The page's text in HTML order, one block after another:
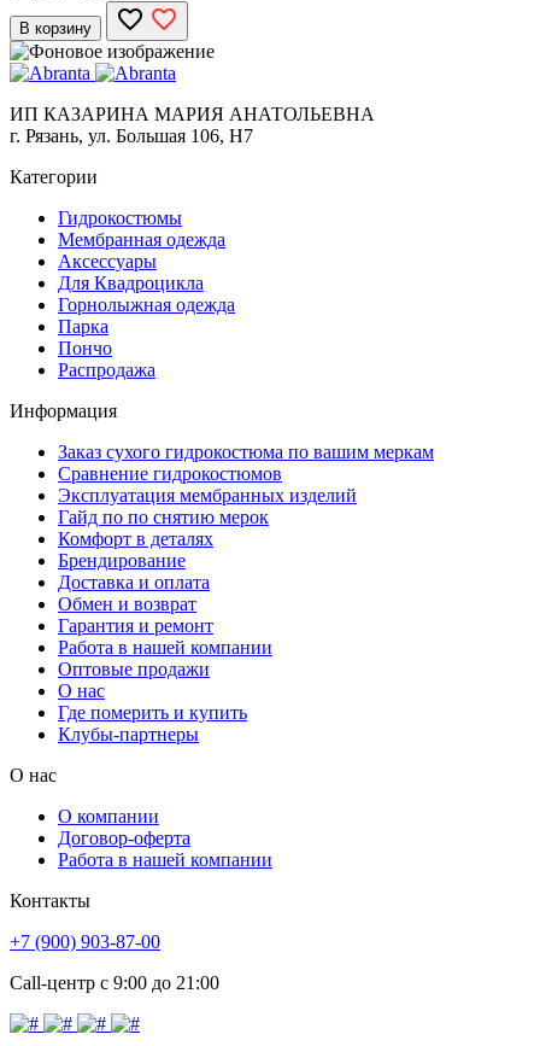
В корзину
ИП КАЗАРИНА МАРИЯ АНАТОЛЬЕВНА
г. Рязань, ул. Большая 106, Н7
Категории
Гидрокостюмы
Мембранная одежда
Аксесcуары
Для Квадроцикла
Горнолыжная одежда
Парка
Пончо
Распродажа
Информация
Заказ сухого гидрокостюма по вашим меркам
Сравнение гидрокостюмов
Эксплуатация мембранных изделий
Гайд по по снятию мерок
Комфорт в деталях
Брендирование
Доставка и оплата
Обмен и возврат
Гарантия и ремонт
Работа в нашей компании
Оптовые продажи
О нас
Где померить и купить
Клубы-партнеры
О нас
О компании
Договор-оферта
Работа в нашей компании
Контакты
+7 (900) 903-87-00
Call-центр с 9:00 до 21:00